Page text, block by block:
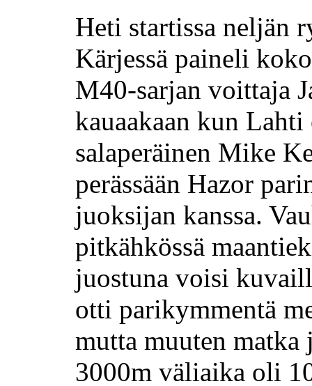
Heti startissa neljän
Kärjessä paineli
M40-sarjan voittaja
kauaakaan kun
salaperäinen Mike
perässään Hazor
juoksijan kanssa.
pitkähkössä
juostuna voisi
otti parikymmentä
mutta muuten matka
3000m väliaika oli